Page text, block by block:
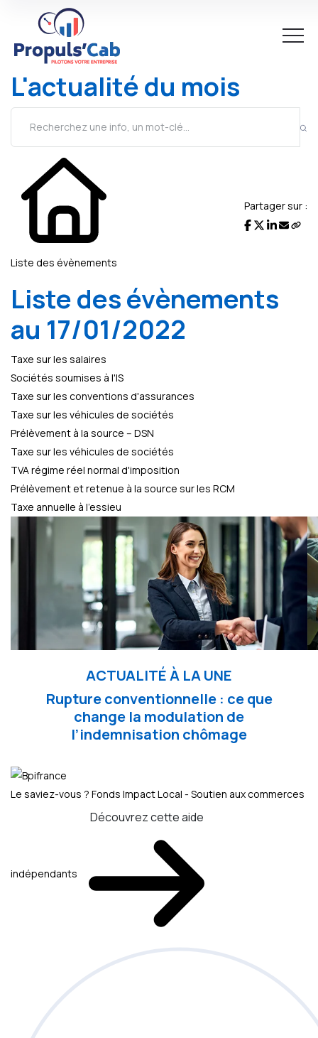
L'actualité du mois
Liste des évènements
Partager sur :
Liste des évènements
au 17/01/2022
Taxe sur les salaires
Sociétés soumises à l'IS
Taxe sur les conventions d'assurances
Taxe sur les véhicules de sociétés
Prélèvement à la source – DSN
Taxe sur les véhicules de sociétés
TVA régime réel normal d'imposition
Prélèvement et retenue à la source sur les RCM
Taxe annuelle à l’essieu
ACTUALITÉ À LA UNE
Rupture conventionnelle : ce que
change la modulation de
l’indemnisation chômage
Le saviez-vous ? Fonds Impact Local - Soutien aux commerces
indépendants
Découvrez cette aide